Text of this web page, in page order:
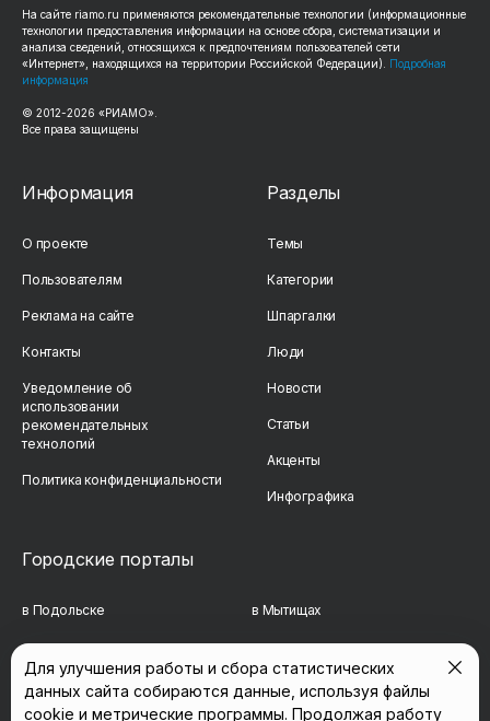
На сайте riamo.ru применяются рекомендательные технологии (информационные
технологии предоставления информации на основе сбора, систематизации и
анализа сведений, относящихся к предпочтениям пользователей сети
«Интернет», находящихся на территории Российской Федерации). Подробная
информация
© 2012-2026 «РИАМО».
Все права защищены
Информация
О проекте
Пользователям
Реклама на сайте
Контакты
Уведомление об
использовании
рекомендательных
технологий
Политика конфиденциальности
Разделы
Темы
Категории
Шпаргалки
Люди
Новости
Статьи
Акценты
Инфографика
Городские порталы
в Подольске в Мытищах
в Реутове
в Сергиевом Посаде в Люберцах
Для улучшения работы и сбора статистических
данных сайта собираются данные, используя файлы
cookie и метрические программы. Продолжая работу